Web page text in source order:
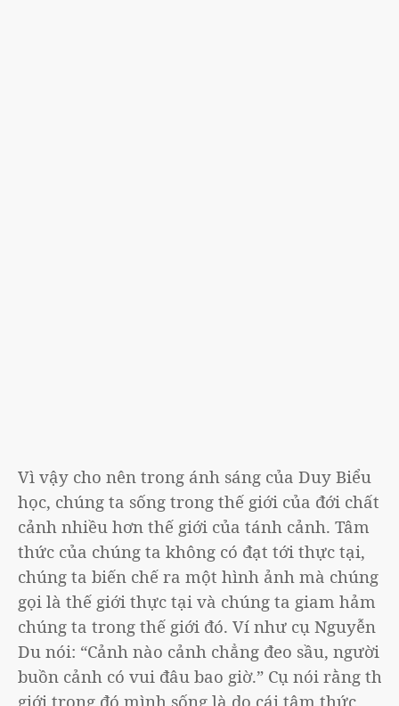
Vì vậy cho nên trong ánh sáng của Duy Biểu
học, chúng ta sống trong thế giới của đới chất
cảnh nhiều hơn thế giới của tánh cảnh. Tâm
thức của chúng ta không có đạt tới thực tại,
chúng ta biến chế ra một hình ảnh mà chúng ta
gọi là thế giới thực tại và chúng ta giam hảm
chúng ta trong thế giới đó. Ví như cụ Nguyễn
Du nói: “Cảnh nào cảnh chẳng đeo sầu, người
buồn cảnh có vui đâu bao giờ.” Cụ nói rằng thế
giới trong đó mình sống là do cái tâm thức